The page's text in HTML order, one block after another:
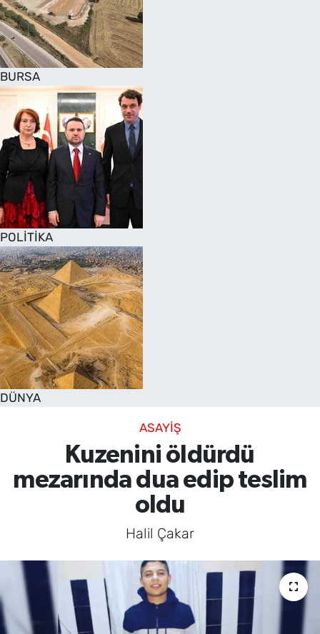
BURSA
POLİTİKA
DÜNYA
ASAYİŞ
Kuzenini öldürdü
mezarında dua edip teslim
oldu
Halil Çakar
SAĞLIK
TV REHBERİ